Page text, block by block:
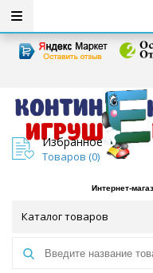
Избранное
Товаров (0)
Интернет-
Каталог товаров